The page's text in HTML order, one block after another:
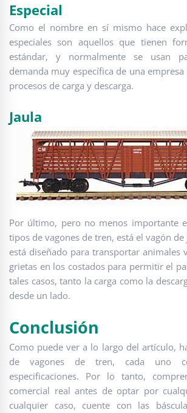
Especial
Como el nombre en sí mismo hace
especiales son aquellos que tienen
estándar, y normalmente se usan
demanda muy específica de una
procesos de carga y descarga.
Jaula
Por último, pero no menos importante
tipos de vagones de tren, está el vagón
está diseñado para transportar animales
grietas en los costados para permitir el
tales casos, tanto la carga como la
desde un lado.
Conclusión
Como puede ver a lo largo del artículo,
de vagones de tren, cada uno
especificaciones. Por lo tanto,
comercial real antes de optar por
cualquier caso, cuente con las